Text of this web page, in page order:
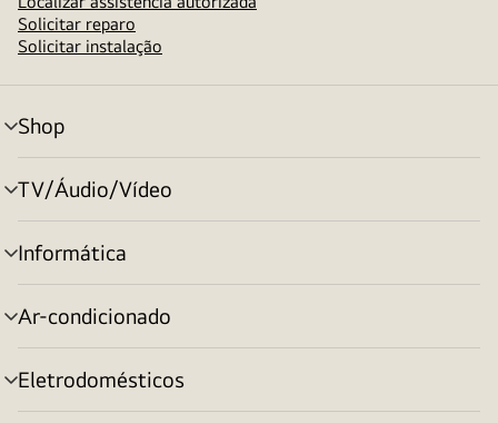
Solicitar reparo
Solicitar instalação
Shop
alternar
menu
TV/Áudio/Vídeo
alternar
menu
Informática
alternar
menu
Ar-condicionado
alternar
menu
Eletrodomésticos
alternar
menu